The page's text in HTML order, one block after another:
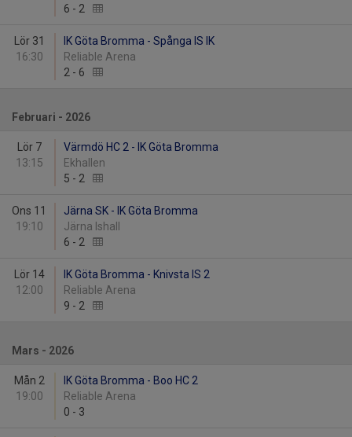
6 - 2
Lör 31
16:30
IK Göta Bromma - Spånga IS IK
Reliable Arena
2 - 6
Februari - 2026
Lör 7
13:15
Värmdö HC 2 - IK Göta Bromma
Ekhallen
5 - 2
Ons 11
19:10
Järna SK - IK Göta Bromma
Järna Ishall
6 - 2
Lör 14
12:00
IK Göta Bromma - Knivsta IS 2
Reliable Arena
9 - 2
Mars - 2026
Mån 2
19:00
IK Göta Bromma - Boo HC 2
Reliable Arena
0 - 3